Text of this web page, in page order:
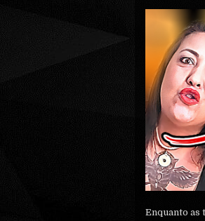
Enquanto as